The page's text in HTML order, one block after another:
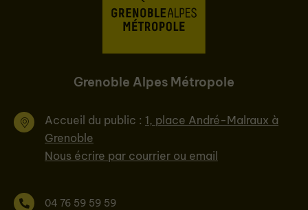
Grenoble Alpes Métropole
Accueil du public : 1, place André-Malraux à
Grenoble
Nous écrire par courrier ou email
04 76 59 59 59